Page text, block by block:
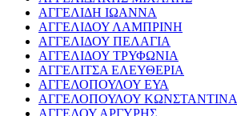
ΑΓΓΕΛΙΔΗ ΙΩΑΝΝΑ
ΑΓΓΕΛΙΔΟΥ ΛΑΜΠΡΙΝΗ
ΑΓΓΕΛΙΔΟΥ ΠΕΛΑΓΙΑ
ΑΓΓΕΛΙΔΟΥ ΤΡΥΦΩΝΙΑ
ΑΓΓΕΛΙΤΣΑ ΕΛΕΥΘΕΡΙΑ
ΑΓΓΕΛΟΠΟΥΛΟΥ ΕΥΑ
ΑΓΓΕΛΟΠΟΥΛΟΥ ΚΩΝΣΤΑΝΤΙΝΑ